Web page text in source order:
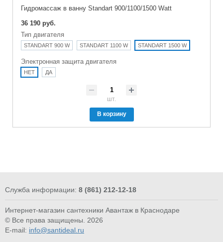
Гидромассаж в ванну Standart 900/1100/1500 Watt
36 190 руб.
Тип двигателя
STANDART 900 W STANDART 1100 W STANDART 1500 W
Электронная защита двигателя
НЕТ ДА
шт.
В корзину
Служба информации: 8 (861) 212-12-18
Интернет-магазин сантехники Авантаж в Краснодаре
© Все права защищены. 2026
E-mail: info@santideal.ru